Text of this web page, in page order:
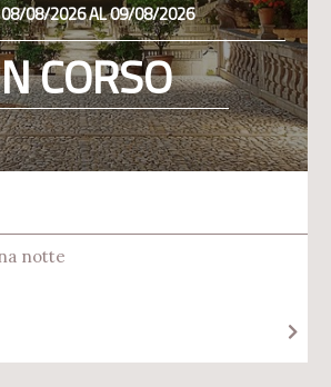
08/08/2026 AL 09/08/2026
CORSO
notte